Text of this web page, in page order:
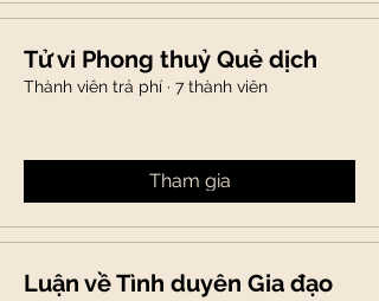
Tử vi Phong thuỷ Quẻ dịch
Thành viên trả phí · 7 thành viên
Tham gia
Luận về Tình duyên Gia đạo